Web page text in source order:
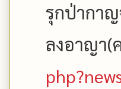
รุกป่ากา
ลงอาญา(